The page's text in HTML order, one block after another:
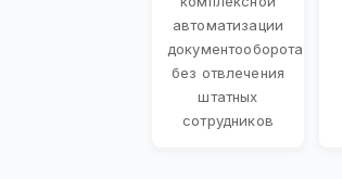
автоматизации
документооборота
без отвлечения
штатных
сотрудников